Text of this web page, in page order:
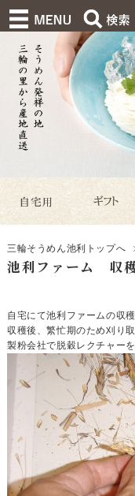
三輪そうめん池利トップへ
池利ファーム 収
自宅にて池利ファームの収穫
収穫後、繁忙期のため刈り
製粉会社で脱穀レクチャー